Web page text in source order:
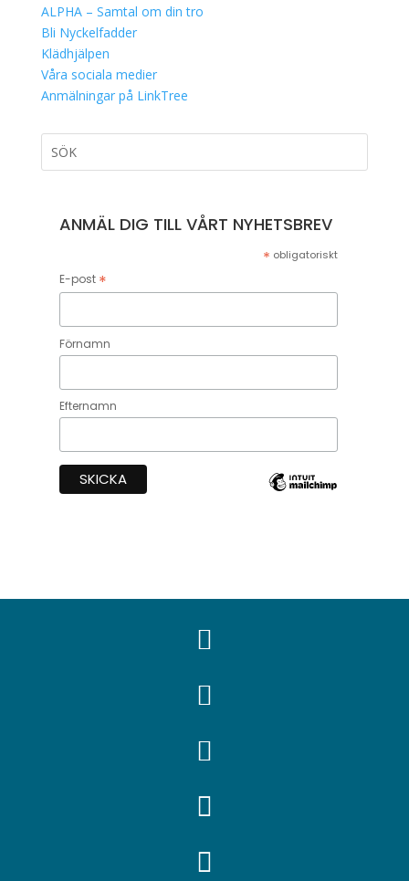
ALPHA – Samtal om din tro
Bli Nyckelfadder
Klädhjälpen
Våra sociala medier
Anmälningar på LinkTree
ANMÄL DIG TILL VÅRT NYHETSBREV
* obligatoriskt
E-post *
Förnamn
Efternamn




